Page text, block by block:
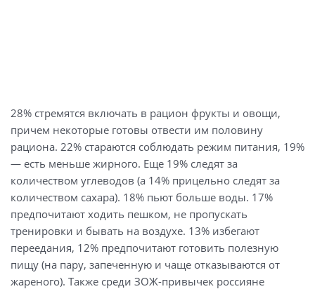
28% стремятся включать в рацион фрукты и овощи,
причем некоторые готовы отвести им половину
рациона. 22% стараются соблюдать режим питания, 19%
— есть меньше жирного. Еще 19% следят за
количеством углеводов (а 14% прицельно следят за
количеством сахара). 18% пьют больше воды. 17%
предпочитают ходить пешком, не пропускать
тренировки и бывать на воздухе. 13% избегают
переедания, 12% предпочитают готовить полезную
пищу (на пару, запеченную и чаще отказываются от
жареного). Также среди ЗОЖ-привычек россияне